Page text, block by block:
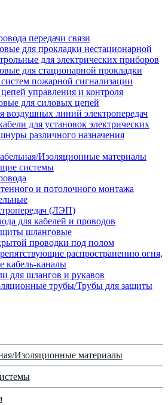
передачи связи
для прокладки нестационарной
для электрических приборов
для стационарной прокладки
пожарной сигнализации
управления и контроля
для силовых цепей
воздушных линий электропередач
для установок электрических
различного назначения
Изоляционные материалы
системы
и потолочного монтажа
(ЛЭП)
для кабелей и проводов
шланговые
проводки под полом
распространению огня,
кабель-каналы
для шлангов и рукавов
трубы/Трубы для защиты
Изоляционные материалы